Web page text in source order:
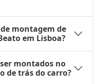
montagem de
em Lisboa?
montados no
de trás do carro?